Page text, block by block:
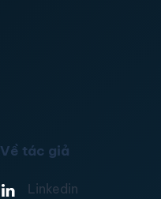
Về tác giả
Linkedin